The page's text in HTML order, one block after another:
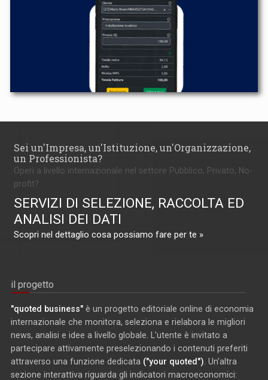
Sei un'Impresa, un'Istituzione, un'Organizzazione,
un Professionista?
Operi a livello internazionale nel settore Pubblico, Privato, No-
profit?
SERVIZI DI SELEZIONE, RACCOLTA ED
ANALISI DEI DATI
Scopri nel dettaglio cosa possiamo fare per te »
il progetto
"quoted business" è un progetto editoriale online di economia
internazionale che monitora, seleziona e rielabora le migliori
news, analisi e idee a livello globale. L'utente è invitato a
partecipare attivamente preselezionando i contenuti preferiti
attraverso una funzione dedicata ("your quoted") . Un'altra
sezione interattiva riguarda gli indicatori macroeconomici: